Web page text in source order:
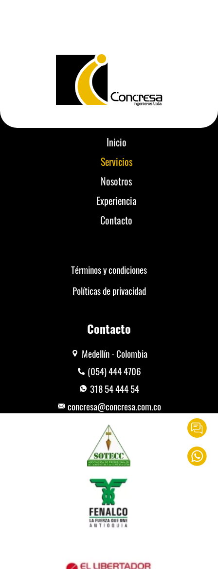
Inicio
Servicios
Nosotros
Experiencia
Contacto
Términos y condiciones
Políticas de privacidad
Contacto
Medellín - Colombia
(054) 444 4706
318 54 444 54
concresa@concresa.com.co